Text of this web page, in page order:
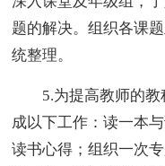
题的解决。组织各课
统整理。
5.为提高教师的
成以下工作：读一本
读书心得；组织一次